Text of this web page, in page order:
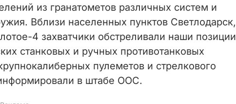
из гранатометов различных систем и
Вблизи населенных пунктов Светлодарск,
4 захватчики обстреливали наши позиции
станковых и ручных противотанковых
пулеметов и стрелкового
в штабе ООС.